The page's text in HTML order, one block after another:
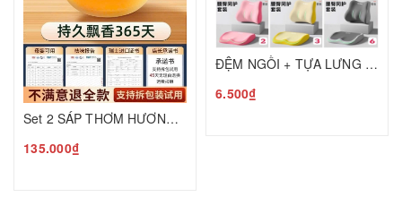
Set 2 SÁP THƠM HƯƠNG HOA MỘC T25050601
135.000₫
ĐỆM NGỒI + TỰA LƯNG CAO CẤP BẢO VỆ CỘT SỐNG C25050205
6.500₫